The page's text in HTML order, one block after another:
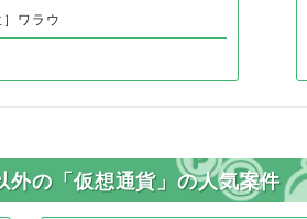
］ワラウ
の「仮想通貨」の人気案件